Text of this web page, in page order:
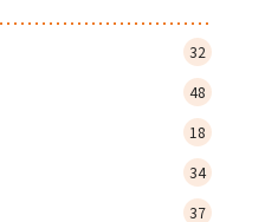
32
48
18
34
37